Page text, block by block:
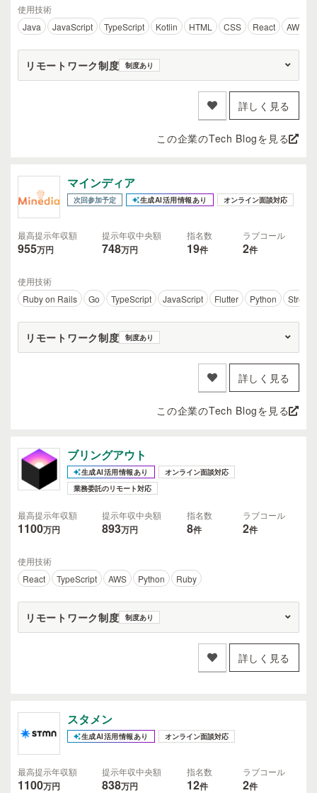
使用技術
Java
JavaScript TypeScript Kotlin HTML CSS React AWS
リモートワーク制度 制度あり
詳しく見る
この企業のTech Blogを見る
マインディア
次回参加予定 生成AI活用情報あり オンライン面談対応
最高提示年収額
955万円
提示年収中央額
748万円
指名数
19件
ラブコール
2件
使用技術
Ruby on Rails
Go TypeScript JavaScript Flutter Python
リモートワーク制度 制度あり
詳しく見る
この企業のTech Blogを見る
ブリングアウト
生成AI活用情報あり
オンライン面談対応
業務委託のリモート対応
最高提示年収額
1100万円
提示年収中央額
893万円
指名数
8件
ラブコール
2件
使用技術
React
TypeScript AWS Python Ruby
リモートワーク制度 制度あり
詳しく見る
スタメン
生成AI活用情報あり オンライン面談対応
最高提示年収額
1100万円
提示年収中央額
838万円
指名数
12件
ラブコール
2件